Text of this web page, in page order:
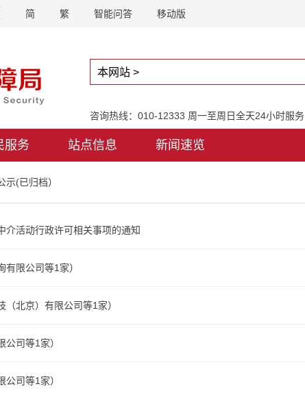
简 繁 智能问答 移动版
咨询热线：010-12333 周一至周日全天24小时服务
服务 站点信息 新闻速览
示(已归档）
介活动行政许可相关事项的通知
限公司等1家）
北京）有限公司等1家）
司等1家）
司等1家）